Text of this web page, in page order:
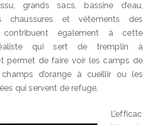
grands sacs, bassine d’eau,
chaussures et vêtements des
contribuent également à cette
qui sert de tremplin à
permet de faire voir les camps de
d’orange à cueillir ou les
qui servent de refuge.
L’efficac